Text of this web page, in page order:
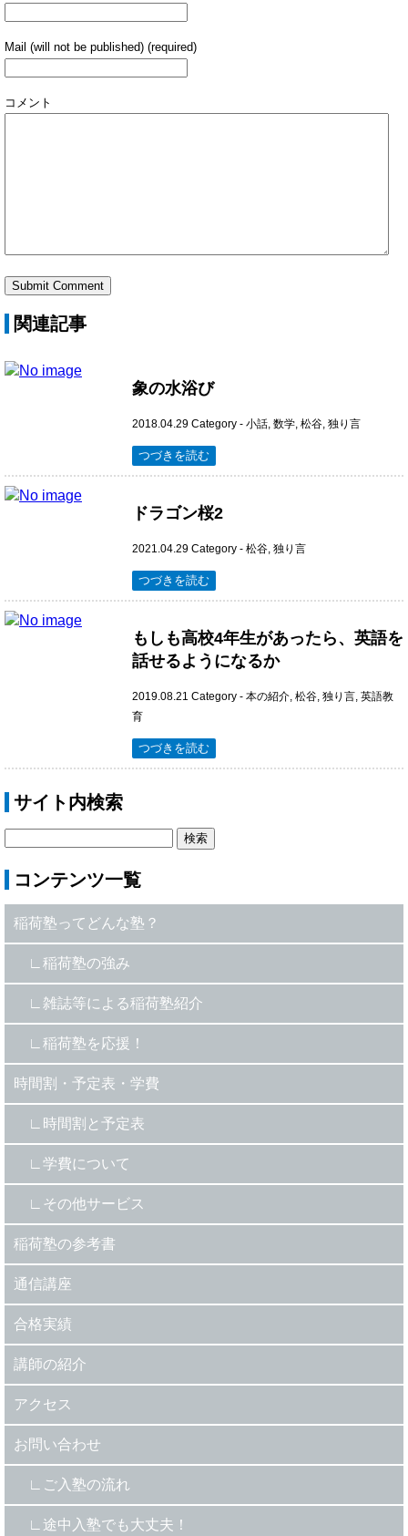
Mail (will not be published) (required)
コメント
関連記事
象の水浴び
2018.04.29 Category - 小話, 数学, 松谷, 独り言
つづきを読む
ドラゴン桜2
2021.04.29 Category - 松谷, 独り言
つづきを読む
もしも高校4年生があったら、英語を
話せるようになるか
2019.08.21 Category - 本の紹介, 松谷, 独り言, 英語教
育
つづきを読む
サイト内検索
コンテンツ一覧
稲荷塾ってどんな塾？
稲荷塾の強み
雑誌等による稲荷塾紹介
稲荷塾を応援！
時間割・予定表・学費
時間割と予定表
学費について
その他サービス
稲荷塾の参考書
通信講座
合格実績
講師の紹介
アクセス
お問い合わせ
ご入塾の流れ
途中入塾でも大丈夫！